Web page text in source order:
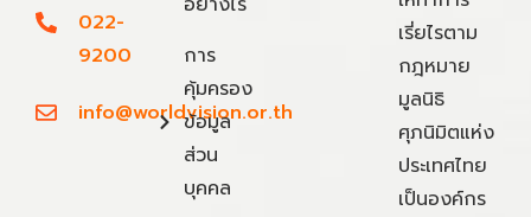
022-
9200
info@worldvision.or.th
การ
คุ้มครอง
ข้อมูล
ส่วน
บุคคล
เรี่ยไรตาม
กฎหมาย
มูลนิธิ
ศุภนิมิตแห่ง
ประเทศไทย
เป็นองค์กร